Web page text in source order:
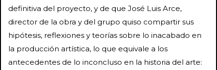
definitiva del proyecto, y de que José Luis Arce,
director de la obra y del grupo quiso compartir sus
hipótesis, reflexiones y teorías sobre lo inacabado en
la producción artística, lo que equivale a los
antecedentes de lo inconcluso en la historia del arte: